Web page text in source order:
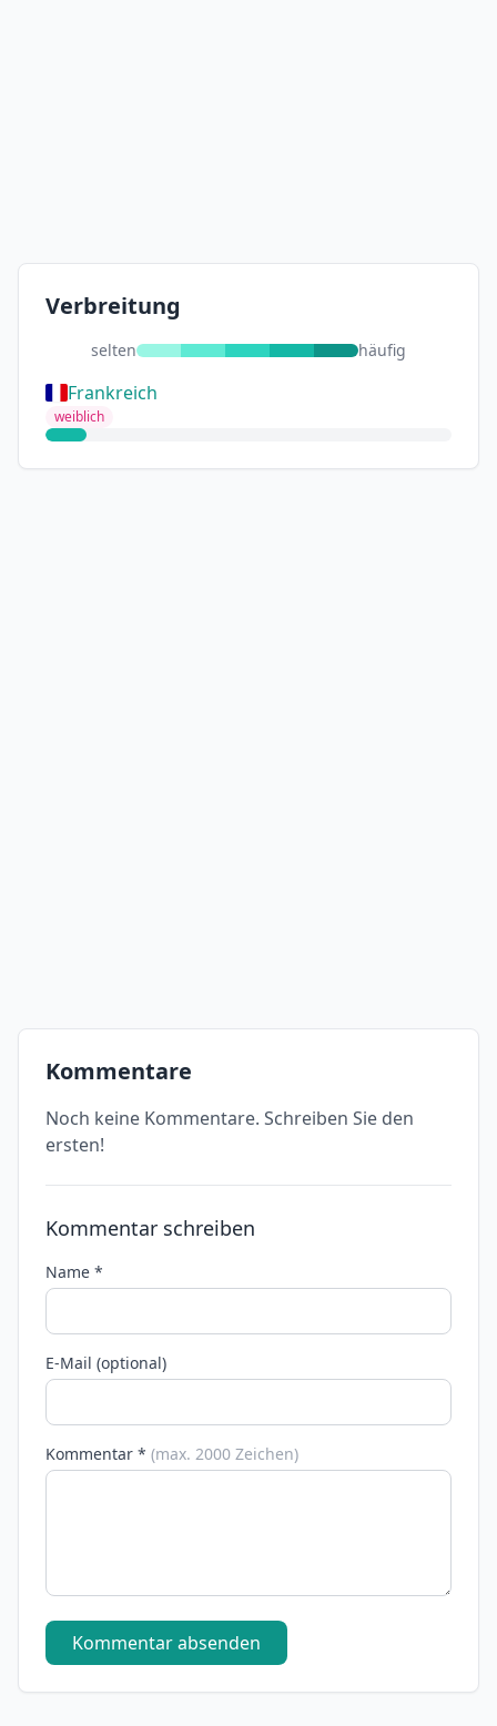
Verbreitung
selten häufig
Frankreich
weiblich
Kommentare
Noch keine Kommentare. Schreiben Sie den
ersten!
Kommentar schreiben
Name *
E-Mail (optional)
Kommentar * (max. 2000 Zeichen)
Kommentar absenden